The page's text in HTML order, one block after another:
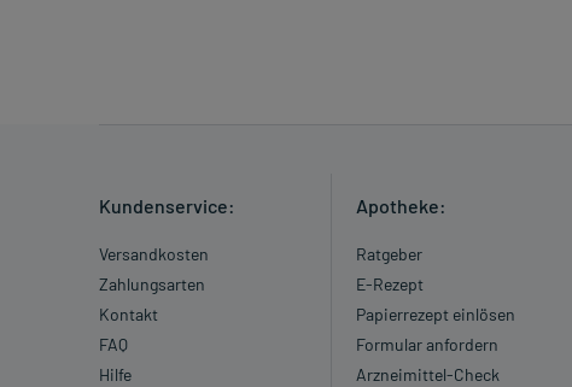
Kundenservice:
Versandkosten
Zahlungsarten
Kontakt
FAQ
Hilfe
Apotheke:
Ratgeber
E-Rezept
Papierrezept einlösen
Formular anfordern
Arzneimittel-Check